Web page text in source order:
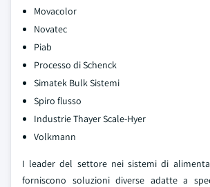
Movacolor
Novatec
Piab
Processo di Schenck
Simatek Bulk Sistemi
Spiro flusso
Industrie Thayer Scale-Hyer
Volkmann
I leader del settore nei sistemi di
forniscono soluzioni diverse adatte a